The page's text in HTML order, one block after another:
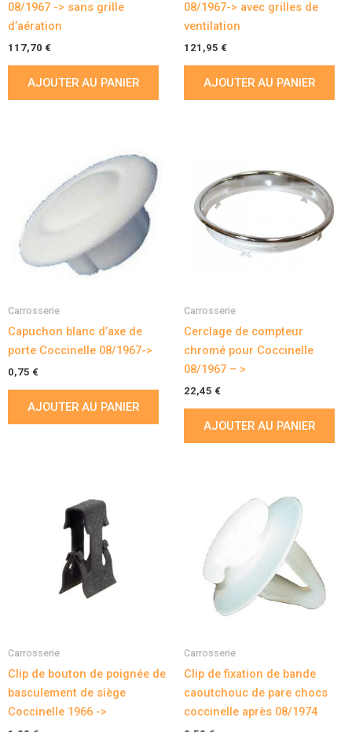
08/1967 -> sans grille
d’aération
117,70 €
AJOUTER AU PANIER
08/1967-> avec grilles de
ventilation
121,95 €
AJOUTER AU PANIER
Carrosserie
Capuchon blanc d’axe de
porte Coccinelle 08/1967->
0,75 €
AJOUTER AU PANIER
Carrosserie
Cerclage de compteur
chromé pour Coccinelle
08/1967 – >
22,45 €
AJOUTER AU PANIER
Carrosserie
Clip de bouton de poignée de
basculement de siège
Coccinelle 1966 ->
Carrosserie
Clip de fixation de bande
caoutchouc de pare chocs
coccinelle après 08/1974